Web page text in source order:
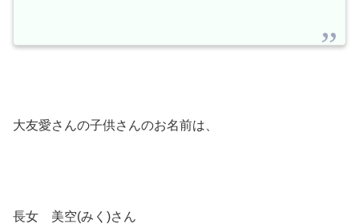
大友愛さんの子供さんのお名前は、
長女 美空(みく)さん